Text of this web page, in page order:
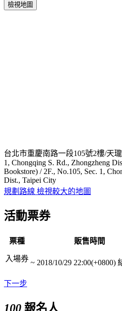
檢視地圖
台北市重慶南路一段105號2樓/天
1, Chongqing S. Rd., Zhongzheng
Bookstore) / 2F., No.105, Sec. 1,
Dist., Taipei City
規劃路線 檢視較大的地圖
活動票券
票種 販售時間
入場券 ~ 2018/10/29 22:00(+0800)
下一步
100 報名人